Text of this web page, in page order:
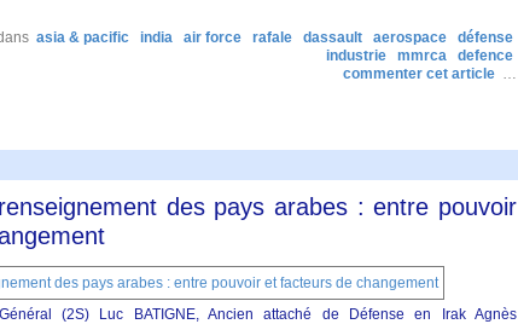
asia & pacific india air force rafale dassault aerospace
défense
industrie
mmrca
defence
commenter cet article …
des pays arabes : entre pouvoir
(2S) Luc BATIGNE, Ancien attaché de Défense en Irak Agnès